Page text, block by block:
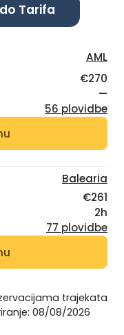
Tarifa
AML
€270
—
56 plovidbe
Balearia
€261
2h
77 plovidbe
trajekata
08/08/2026